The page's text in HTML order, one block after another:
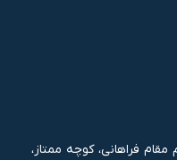
فراهانی، کوچه ممتاز،